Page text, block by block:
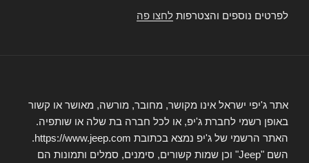
לפרטים נוספים והצטרפות לחצו פה
אתר ג'יפי ישראל אינו מקושר, מחובר, מורשה, מאושר או קשור
באופן רשמי לחברת ג'יפ, או לכל חברה בת שלה או שותפיה.
האתר הרשמי של ג'יפ נמצא בכתובת https://www.jeep.com.
השם "Jeep" וכן שמות קשורים, סימנים, סמלים ותמונות הם